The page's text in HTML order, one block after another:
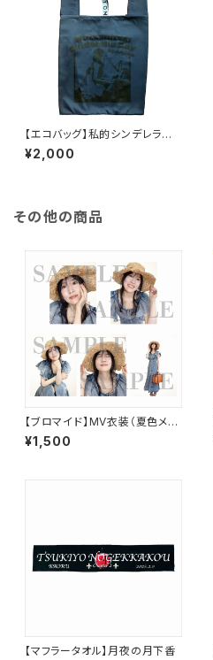
【エコバッグ】私的シンデレラデ
ーVol.3 〜電波編〜 / ネイビー
¥2,000
その他の商品
【ブロマイド】MV衣装（夏色メラ
ンコリー）5枚セット
¥1,500
【マフラータオル】月夜の月下香